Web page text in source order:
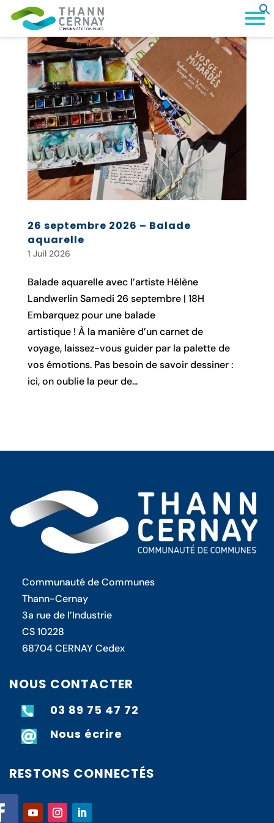
26 septembre 2026 – Balade
aquarelle
1 Juil 2026
Balade aquarelle avec l’artiste Hélène
Landwerlin Samedi 26 septembre | 18H
Embarquez pour une balade
artistique ! À la manière d’un carnet de
voyage, laissez-vous guider par la palette de
vos émotions. Pas besoin de savoir dessiner :
ici, on oublie la peur de...
Communauté de Communes
Thann-Cernay
3a rue de l’Industrie
CS 10228
68704 CERNAY Cedex
NOUS CONTACTER

03 89 75 47 72

Nous écrire
RESTONS CONNECTÉS